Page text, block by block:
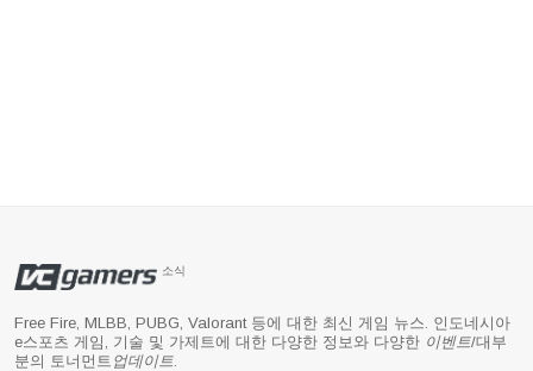
소식
Free Fire, MLBB, PUBG, Valorant 등에 대한 최신 게임 뉴스. 인도네시아
e스포츠 게임, 기술 및 가제트에 대한 다양한 정보와 다양한 이벤트/대부
분의 토너먼트 업데이트